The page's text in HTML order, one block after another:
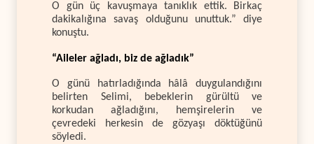
O gün üç kavuşmaya tanıklık ettik. Birkaç
dakikalığına savaş olduğunu unuttuk.” diye
konuştu.
“Aileler ağladı, biz de ağladık”
O günü hatırladığında hâlâ duygulandığını
belirten Selimi, bebeklerin gürültü ve
korkudan ağladığını, hemşirelerin ve
çevredeki herkesin de gözyaşı döktüğünü
söyledi.